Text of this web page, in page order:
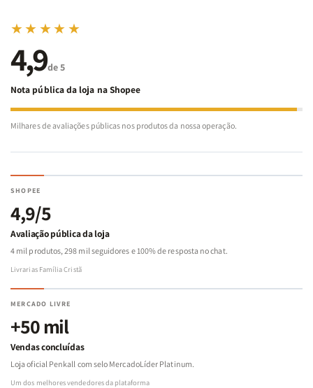
★★★★★
4,9de 5
Nota pública da loja na Shopee
Milhares de avaliações públicas nos produtos da nossa operação.
SHOPEE
4,9/5
Avaliação pública da loja
4 mil produtos, 298 mil seguidores e 100% de resposta no chat.
Livrarias Família Cristã
MERCADO LIVRE
+50 mil
Vendas concluídas
Loja oficial Penkall com selo MercadoLíder Platinum.
Um dos melhores vendedores da plataforma